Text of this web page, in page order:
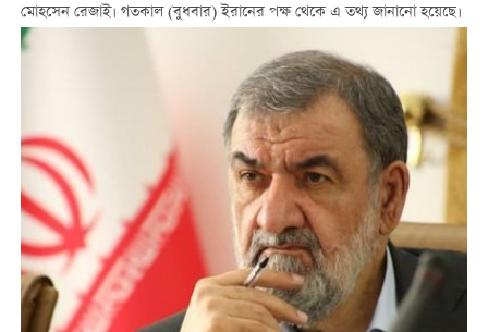
মোহসেন রেজাই। গতকাল (বুধবার) ইরানের পক্ষ থেকে এ তথ্য জানানো হয়েছে।